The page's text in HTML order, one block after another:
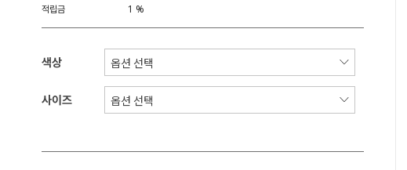
적립금 1 %
색상
사이즈